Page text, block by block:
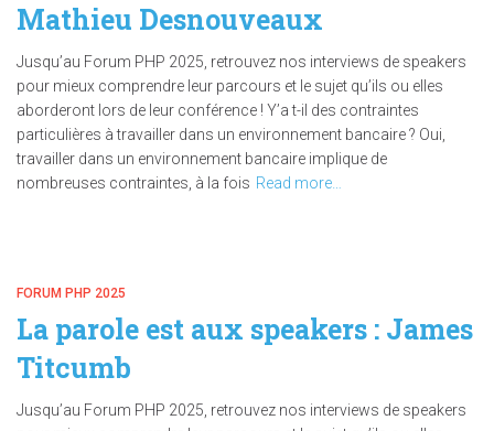
Mathieu Desnouveaux
Jusqu’au Forum PHP 2025, retrouvez nos interviews de speakers
pour mieux comprendre leur parcours et le sujet qu’ils ou elles
aborderont lors de leur conférence ! Y’a t-il des contraintes
particulières à travailler dans un environnement bancaire ? Oui,
travailler dans un environnement bancaire implique de
nombreuses contraintes, à la fois Read more…
FORUM PHP 2025
La parole est aux speakers : James
Titcumb
Jusqu’au Forum PHP 2025, retrouvez nos interviews de speakers